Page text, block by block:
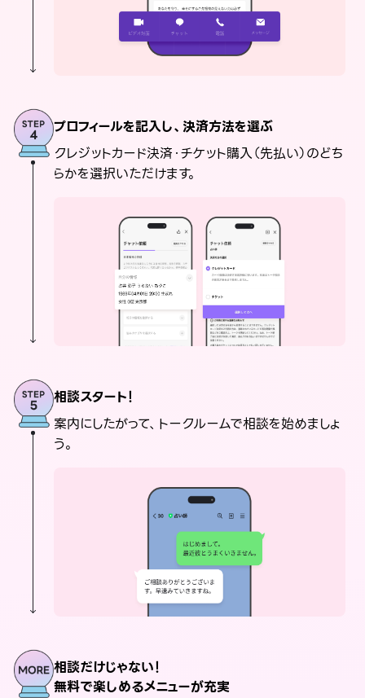
プロフィールを記入し、決済方法を選ぶ
クレジットカード決済・チケット購入（先払い）のどち
らかを選択いただけます。
相談スタート！
案内にしたがって、トークルームで相談を始めましょ
う。
相談だけじゃない！
無料で楽しめるメニューが充実